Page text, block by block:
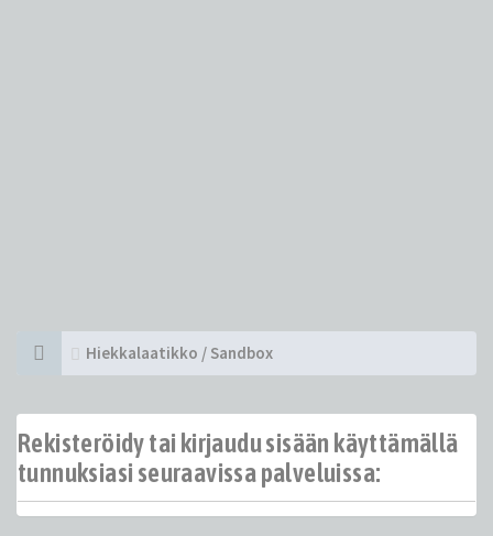
Hiekkalaatikko / Sandbox
Rekisteröidy tai kirjaudu sisään käyttämällä
tunnuksiasi seuraavissa palveluissa: